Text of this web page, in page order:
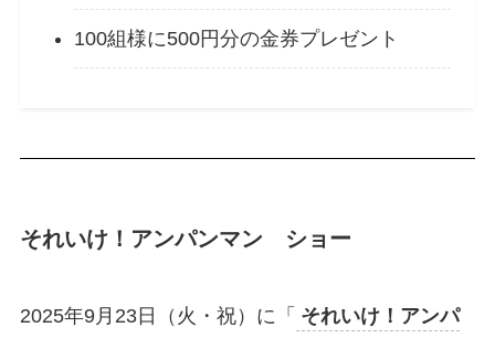
100組様に500円分の金券プレゼント
それいけ！アンパンマン ショー
2025年9月23日（火・祝）に「 それいけ！アンパ